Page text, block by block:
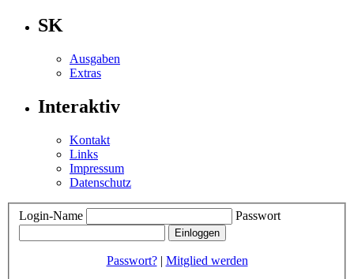
SK
Ausgaben
Extras
Interaktiv
Kontakt
Links
Impressum
Datenschutz
Login-Name Passwort
Passwort?| Mitglied werden